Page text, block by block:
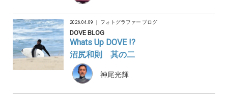
2026.04.09 ｜ フォトグラファー ブログ
DOVE BLOG
Whats Up DOVE !?
沼尻和則 其の二
神尾光輝